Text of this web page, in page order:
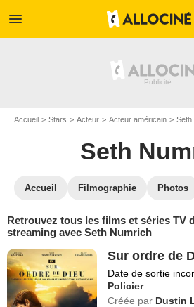
menu
Accueil Stars Acteur Acteur américain Seth
Seth
Accueil Filmographie Photos
Retrouvez tous les films et séries TV
streaming avec Seth Numrich
Sur ordre de
Date de sortie
Policier
Créée par Dustin